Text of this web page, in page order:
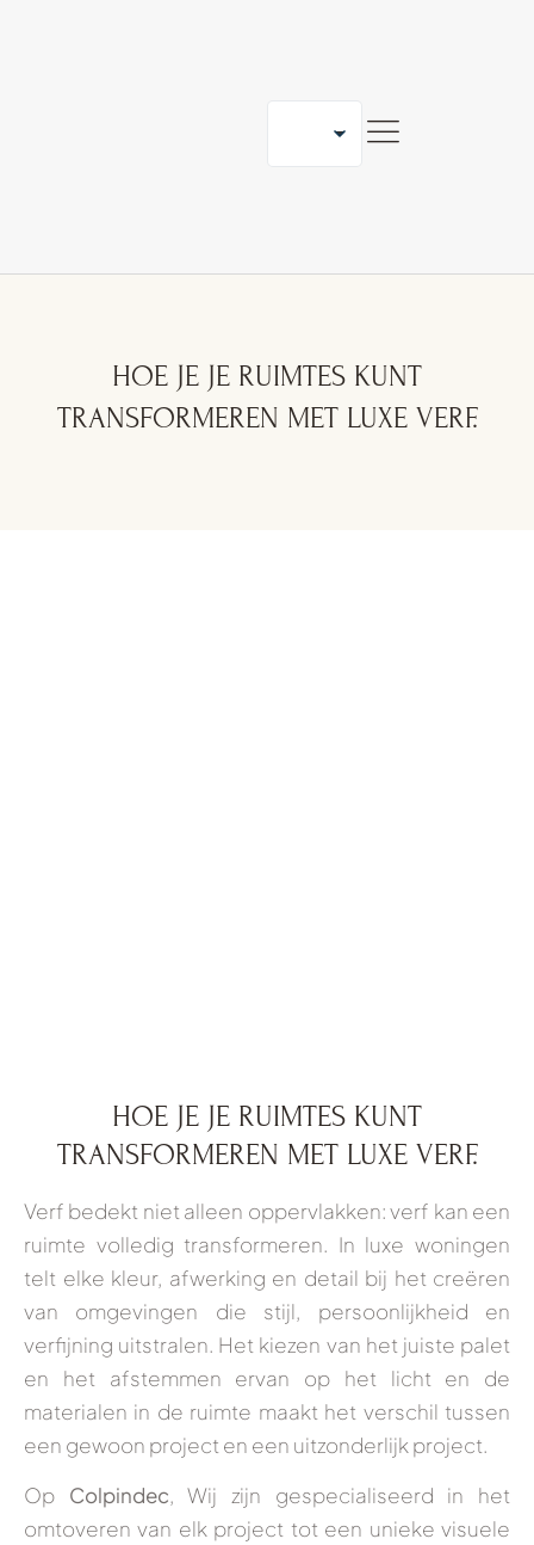
HOE JE JE RUIMTES KUNT
TRANSFORMEREN MET LUXE VERF.
HOE JE JE RUIMTES KUNT
TRANSFORMEREN MET LUXE VERF.
Verf bedekt niet alleen oppervlakken: verf kan een
ruimte volledig transformeren. In luxe woningen
telt elke kleur, afwerking en detail bij het creëren
van omgevingen die stijl, persoonlijkheid en
verfijning uitstralen. Het kiezen van het juiste palet
en het afstemmen ervan op het licht en de
materialen in de ruimte maakt het verschil tussen
een gewoon project en een uitzonderlijk project.
Op Colpindec, Wij zijn gespecialiseerd in het
omtoveren van elk project tot een unieke visuele